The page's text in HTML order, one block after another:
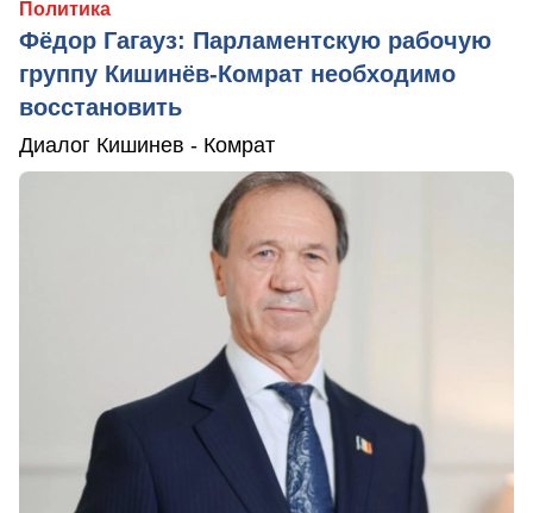
Политика
Фёдор Гагауз: Парламентскую рабочую
группу Кишинёв-Комрат необходимо
восстановить
Диалог Кишинев - Комрат